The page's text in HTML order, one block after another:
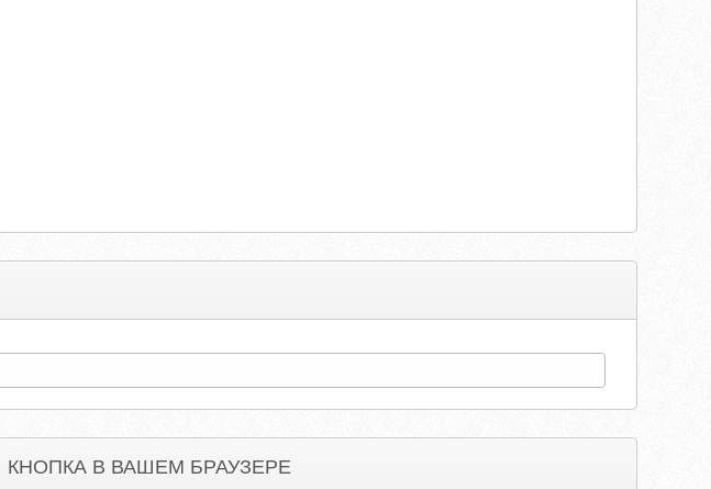
КНОПКА В ВАШЕМ БРАУЗЕРЕ